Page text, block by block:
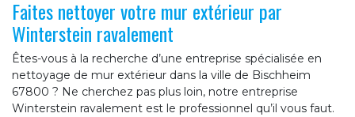
Faites nettoyer votre mur extérieur par
Winterstein ravalement
Êtes-vous à la recherche d’une entreprise spécialisée en
nettoyage de mur extérieur dans la ville de Bischheim
67800 ? Ne cherchez pas plus loin, notre entreprise
Winterstein ravalement est le professionnel qu’il vous faut.